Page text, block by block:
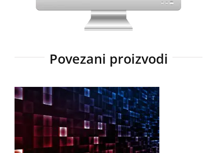
Povezani proizvodi